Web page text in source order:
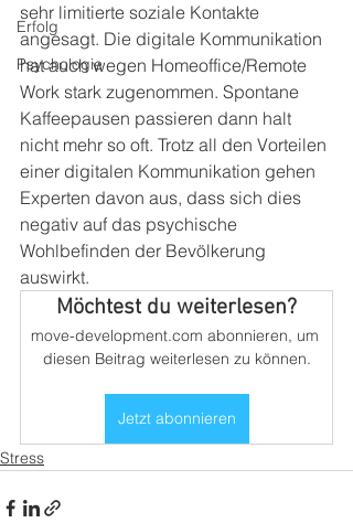
Erfolg
Psychologie
sehr limitierte soziale Kontakte
angesagt. Die digitale Kommunikation
hat auch wegen Homeoffice/Remote
Work stark zugenommen. Spontane
Kaffeepausen passieren dann halt
nicht mehr so oft. Trotz all den Vorteilen
einer digitalen Kommunikation gehen
Experten davon aus, dass sich dies
negativ auf das psychische
Wohlbefinden der Bevölkerung
auswirkt.
Möchtest du weiterlesen?
move-development.com abonnieren, um
diesen Beitrag weiterlesen zu können.
Jetzt abonnieren
Stress